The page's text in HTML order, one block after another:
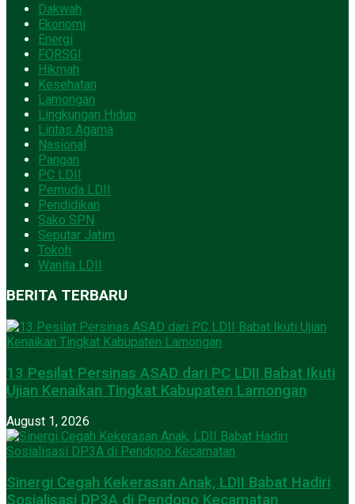
Dakwah
Ekonomi
Energi
FORSGI
Hikmah
Kesehatan
Lamongan
Lingkungan Hidup
Lintas Agama
Nasional
Pangan
PC LDII
Pemuda LDII
Pendidikan
Sako SPN
Seputar Jatim
Tokoh
Wanita LDII
BERITA TERBARU
13 Pesilat Persinas ASAD dari PC LDII Babat Ikuti
Ujian Kenaikan Tingkat Kabupaten Lamongan
August 1, 2026
Sinergi Cegah Kekerasan Anak, LDII Babat Hadiri
Sosialisasi DP3A di Pendopo Kecamatan